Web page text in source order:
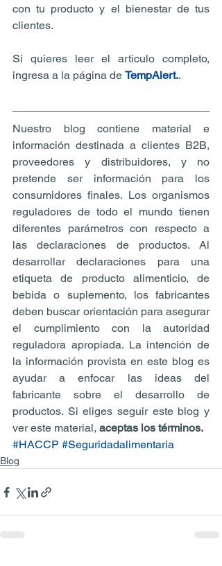
con tu producto y el bienestar de tus
clientes.
Si quieres leer el articulo completo,
ingresa a la página de TempAlert..
Nuestro blog contiene material e
información destinada a clientes B2B,
proveedores y distribuidores, y no
pretende ser información para los
consumidores finales. Los organismos
reguladores de todo el mundo tienen
diferentes parámetros con respecto a
las declaraciones de productos. Al
desarrollar declaraciones para una
etiqueta de producto alimenticio, de
bebida o suplemento, los fabricantes
deben buscar orientación para asegurar
el cumplimiento con la autoridad
reguladora apropiada. La intención de
la información provista en este blog es
ayudar a enfocar las ideas del
fabricante sobre el desarrollo de
productos. Si eliges seguir este blog y
ver este material, aceptas los términos.
#HACCP #Seguridadalimentaria
Blog